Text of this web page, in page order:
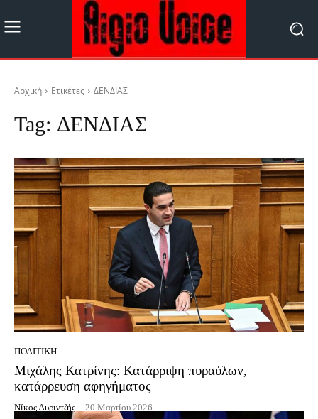
Αρχική Ετικέτες ΔΕΝΔΙΑΣ
Tag: ΔΕΝΔΙΑΣ
ΠΟΛΙΤΙΚΉ
Μιχάλης Κατρίνης: Κατάρριψη πυραύλων,
κατάρρευση αφηγήματος
Νίκος Λυριντζής - 20 Μαρτίου 2026